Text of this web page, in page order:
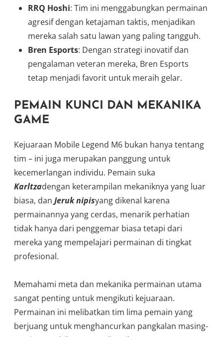
RRQ Hoshi: Tim ini menggabungkan permainan
agresif dengan ketajaman taktis, menjadikan
mereka salah satu lawan yang paling tangguh.
Bren Esports: Dengan strategi inovatif dan
pengalaman veteran mereka, Bren Esports
tetap menjadi favorit untuk meraih gelar.
PEMAIN KUNCI DAN MEKANIKA
GAME
Kejuaraan Mobile Legend M6 bukan hanya tentang
tim – ini juga merupakan panggung untuk
kecemerlangan individu. Pemain suka
Karltzadengan keterampilan mekaniknya yang luar
biasa, dan Jeruk nipisyang dikenal karena
permainannya yang cerdas, menarik perhatian
tidak hanya dari penggemar biasa tetapi dari
mereka yang mempelajari permainan di tingkat
profesional.
Memahami meta dan mekanika permainan utama
sangat penting untuk mengikuti kejuaraan.
Permainan ini melibatkan tim lima pemain yang
berjuang untuk menghancurkan pangkalan masing-